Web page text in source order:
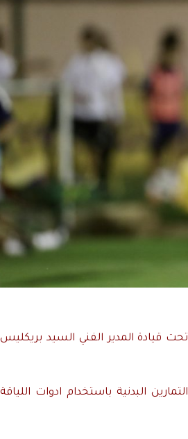
تحت قيادة المدير الفني السيد بريكليس
التمارين البدنية باستخدام ادوات اللياقة